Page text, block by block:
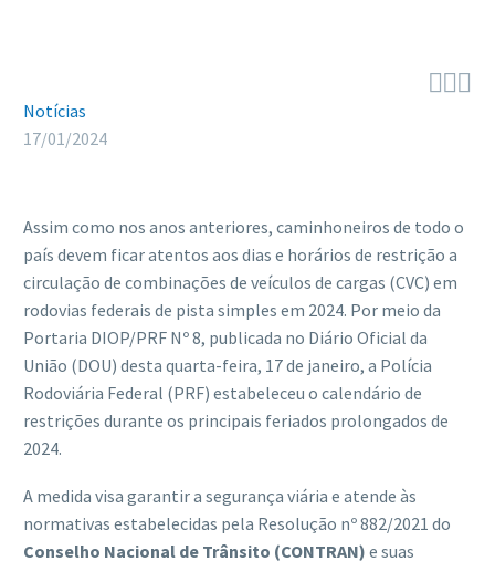

Notícias
17/01/2024
Assim como nos anos anteriores, caminhoneiros de todo o
país devem ficar atentos aos dias e horários de restrição a
circulação de combinações de veículos de cargas (CVC) em
rodovias federais de pista simples em 2024. Por meio da
Portaria DIOP/PRF Nº 8, publicada no Diário Oficial da
União (DOU) desta quarta-feira, 17 de janeiro, a Polícia
Rodoviária Federal (PRF) estabeleceu o calendário de
restrições durante os principais feriados prolongados de
2024.
A medida visa garantir a segurança viária e atende às
normativas estabelecidas pela Resolução nº 882/2021 do
Conselho Nacional de Trânsito (CONTRAN) e suas